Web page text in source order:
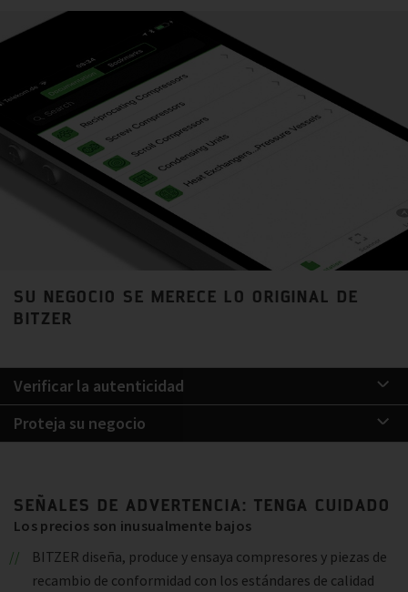
SU NEGOCIO SE MERECE LO ORIGINAL DE
BITZER
Verificar la autenticidad
Proteja su negocio
SEÑALES DE ADVERTENCIA: TENGA CUIDADO
Los precios son inusualmente bajos
BITZER diseña, produce y ensaya compresores y piezas de
recambio de conformidad con los estándares de calidad